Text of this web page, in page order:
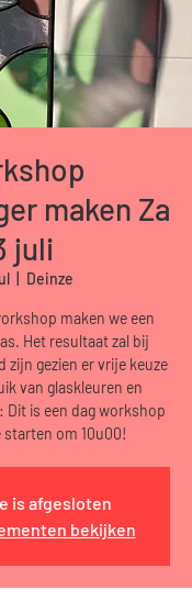
maken Za
juli
  |
Deinze
maken we een
Het resultaat zal bij
zijn gezien er vrije keuze
van glaskleuren en
Dit is een dag workshop
starten om 10u00!
is afgesloten
bekijken